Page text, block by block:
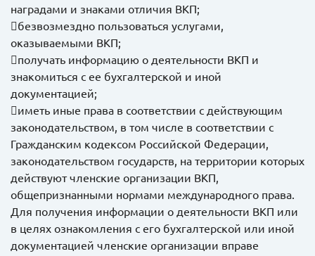
наградами и знаками отличия ВКП;
безвозмездно пользоваться услугами,
оказываемыми ВКП;
получать информацию о деятельности ВКП и
знакомиться с ее бухгалтерской и иной
документацией;
иметь иные права в соответствии с действующим
законодательством, в том числе в соответствии с
Гражданским кодексом Российской Федерации,
законодательством государств, на территории которых
действуют членские организации ВКП,
общепризнанными нормами международного права.
Для получения информации о деятельности ВКП или
в целях ознакомления с его бухгалтерской или иной
документацией членские организации вправе